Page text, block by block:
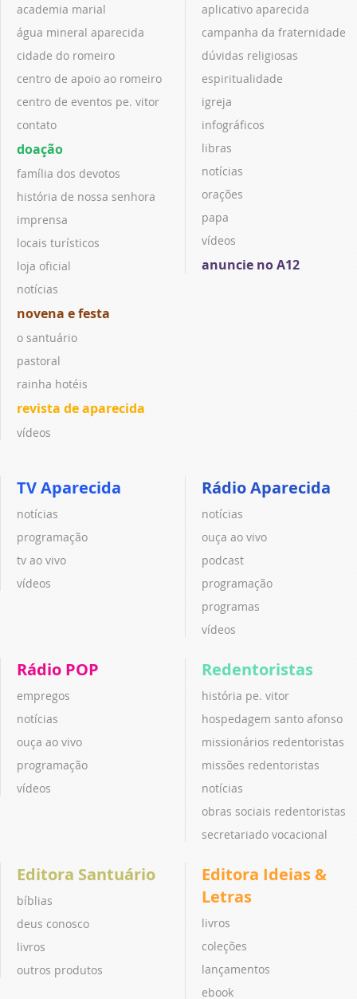
academia marial
água mineral aparecida
cidade do romeiro
centro de apoio ao romeiro
centro de eventos pe. vitor
contato
doação
família dos devotos
história de nossa senhora
imprensa
locais turísticos
loja oficial
notícias
novena e festa
o santuário
pastoral
rainha hotéis
revista de aparecida
vídeos
aplicativo aparecida
campanha da fraternidade
dúvidas religiosas
espiritualidade
igreja
infográficos
libras
notícias
orações
papa
vídeos
anuncie no A12
TV Aparecida
notícias
programação
tv ao vivo
vídeos
Rádio Aparecida
notícias
ouça ao vivo
podcast
programação
programas
vídeos
Rádio POP
empregos
notícias
ouça ao vivo
programação
vídeos
Redentoristas
história pe. vitor
hospedagem santo afonso
missionários redentoristas
missões redentoristas
notícias
obras sociais redentoristas
secretariado vocacional
Editora Santuário
bíblias
deus conosco
livros
outros produtos
Editora Ideias &
Letras
livros
coleções
lançamentos
ebook